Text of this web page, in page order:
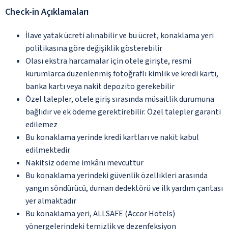
Check-in Açıklamaları
İlave yatak ücreti alınabilir ve bu ücret, konaklama yeri
politikasına göre değişiklik gösterebilir
Olası ekstra harcamalar için otele girişte, resmi
kurumlarca düzenlenmiş fotoğraflı kimlik ve kredi kartı,
banka kartı veya nakit depozito gerekebilir
Özel talepler, otele giriş sırasında müsaitlik durumuna
bağlıdır ve ek ödeme gerektirebilir. Özel talepler garanti
edilemez
Bu konaklama yerinde kredi kartları ve nakit kabul
edilmektedir
Nakitsiz ödeme imkânı mevcuttur
Bu konaklama yerindeki güvenlik özellikleri arasında
yangın söndürücü, duman dedektörü ve ilk yardım çantası
yer almaktadır
Bu konaklama yeri, ALLSAFE (Accor Hotels)
yönergelerindeki temizlik ve dezenfeksiyon